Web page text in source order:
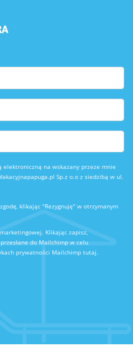
elektroniczną na wskazany przeze mnie
Sp.z o.o z siedzibą w ul.
klikając "Rezygnuję" w otrzymanym
Klikając zapisz,
do Mailchimp w celu
prywatności Mailchimp tutaj.